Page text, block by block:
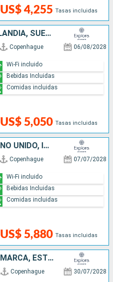
US$ 4,255 Tasas incluidas
DINAMARCA, ESTONIA, FINLANDIA, SUECIA
Copenhague 06/08/2028
US$ 5,050 Tasas incluidas
Wi-Fi incluido
Bebidas Incluidas
Comidas incluidas
DINAMARCA, NORUEGA, REINO UNIDO, ISLANDIA
Copenhague 07/07/2028
US$ 5,880 Tasas incluidas
Wi-Fi incluido
Bebidas Incluidas
Comidas incluidas
NORUEGA, ALEMANIA, DINAMARCA, ESTONIA, FINLANDIA, SUECIA
Copenhague 30/07/2028